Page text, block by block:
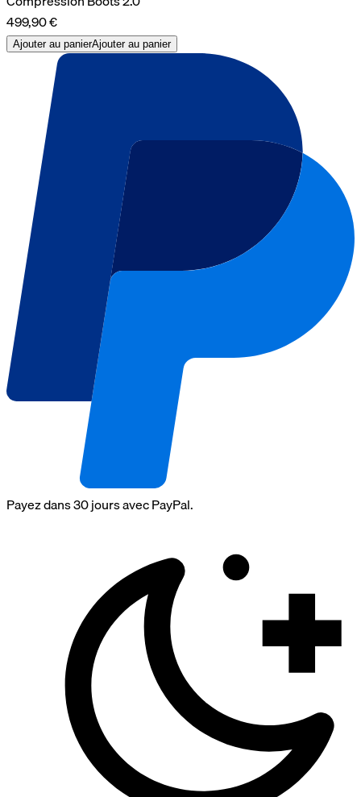
499,90 €
Ajouter au panierAjouter au panier
Payez dans 30 jours avec PayPal.